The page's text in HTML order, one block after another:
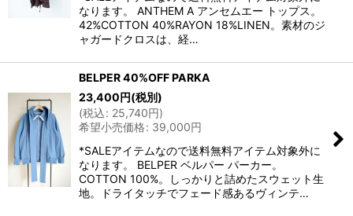
なります。 ANTHEM A アンセムエー トップス。
42%COTTON 40%RAYON 18%LINEN。素材のジ
ャガードクロスは、経…
BELPER 40%OFF PARKA
23,400円(税別)
(税込: 25,740円)
希望小売価格: 39,000円
*SALEアイテムなので送料無料アイテム対象外に
なります。 BELPER ベルパー パーカー。
COTTON 100%。しっかりと詰めたスウェット生
地。ドライタッチでフェード感あるヴィンテ…